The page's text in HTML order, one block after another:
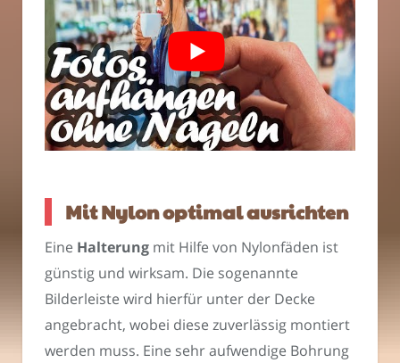
Mit Nylon optimal ausrichten
Eine Halterung mit Hilfe von Nylonfäden ist
günstig und wirksam. Die sogenannte
Bilderleiste wird hierfür unter der Decke
angebracht, wobei diese zuverlässig montiert
werden muss. Eine sehr aufwendige Bohrung